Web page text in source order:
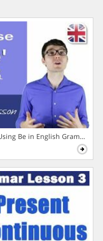
Be in English Grammar